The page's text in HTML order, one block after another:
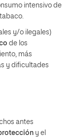
intensivo de
y/o ilegales)
de los
más
y dificultades
antes
y el